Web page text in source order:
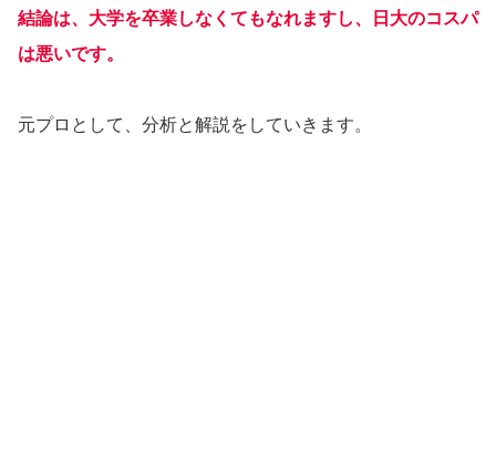
結論は、大学を卒業しなくてもなれますし、日大のコスパ
は悪いです。
元プロとして、分析と解説をしていきます。